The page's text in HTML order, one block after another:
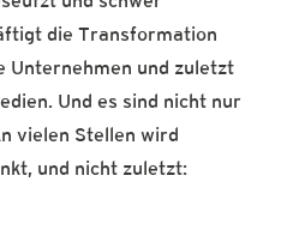
die Transformation
Unternehmen und zuletzt
Und es sind nicht nur
vielen Stellen wird
und nicht zuletzt: